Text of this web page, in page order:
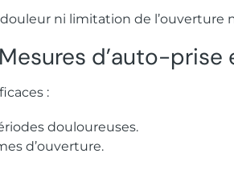
ni limitation de
Mesures d’auto-prise
:
douloureuses.
d’ouverture.